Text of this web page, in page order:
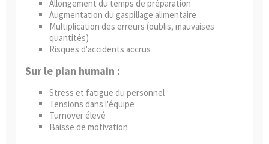
Allongement du temps de préparation
Augmentation du gaspillage alimentaire
Multiplication des erreurs (oublis, mauvaises
quantités)
Risques d'accidents accrus
Sur le plan humain :
Stress et fatigue du personnel
Tensions dans l'équipe
Turnover élevé
Baisse de motivation